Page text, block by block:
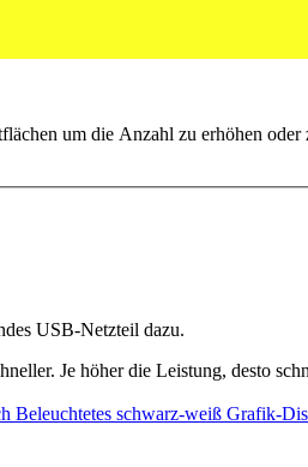
um die Anzahl zu erhöhen oder
USB-Netzteil dazu.
Je höher die Leistung, desto
Beleuchtetes schwarz-weiß Grafik-